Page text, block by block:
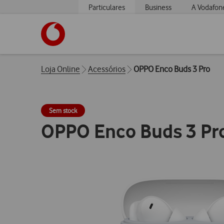
Particulares Business A
Breadcrumbs
Loja Online Acessórios OPPO Enco Buds 3 Pro
Sem stock
OPPO Enco Buds 3